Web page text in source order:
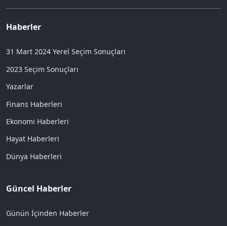
Haberler
31 Mart 2024 Yerel Seçim Sonuçları
2023 Seçim Sonuçları
Yazarlar
Finans Haberleri
Ekonomi Haberleri
Hayat Haberleri
Dünya Haberleri
Güncel Haberler
Günün İçinden Haberler